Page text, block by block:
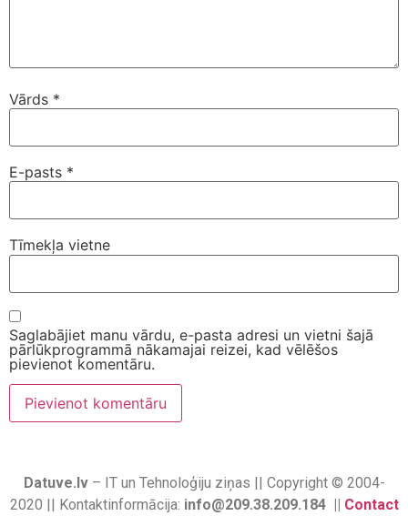
Vārds *
E-pasts *
Tīmekļa vietne
Saglabājiet manu vārdu, e-pasta adresi un vietni šajā
pārlūkprogrammā nākamajai reizei, kad vēlēšos
pievienot komentāru.
Datuve.lv– IT un Tehnoloģiju ziņas || Copyright © 2004-
2020 || Kontaktinformācija: info@209.38.209.184 || Contact